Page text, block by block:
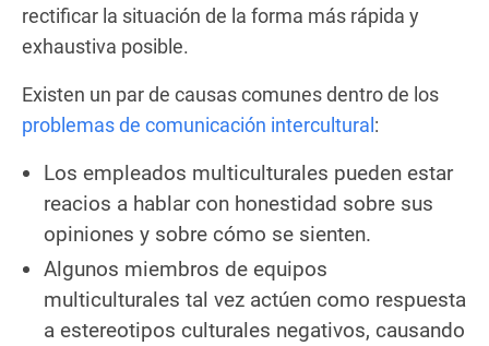
rectificar la situación de la forma más rápida y
exhaustiva posible.
Existen un par de causas comunes dentro de los
problemas de comunicación intercultural:
Los empleados multiculturales pueden estar
reacios a hablar con honestidad sobre sus
opiniones y sobre cómo se sienten.
Algunos miembros de equipos
multiculturales tal vez actúen como respuesta
a estereotipos culturales negativos, causando